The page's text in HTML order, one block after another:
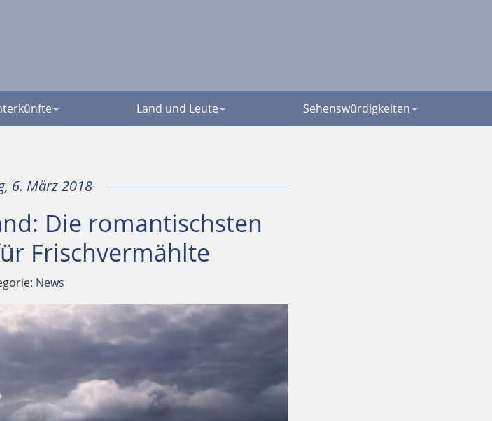
Land und Leute Sehenswürdigkeiten
6. März 2018
Die romantischsten
Frischvermählte
News